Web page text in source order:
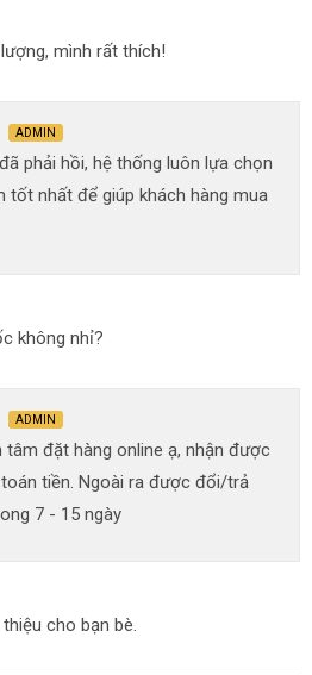
mình rất thích!
ADMIN
phải hồi, hệ thống luôn lựa chọn
tốt nhất để giúp khách hàng mua
không nhỉ?
ADMIN
tâm đặt hàng online ạ, nhận được
tiền. Ngoài ra được đổi/trả
7 - 15 ngày
cho bạn bè.